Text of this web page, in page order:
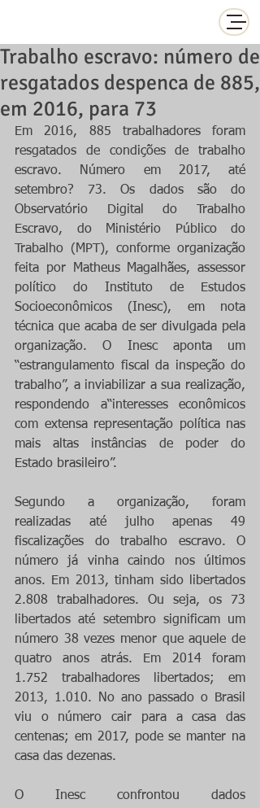
Trabalho escravo: número de
resgatados despenca de 885,
em 2016, para 73
Em 2016, 885 trabalhadores foram
resgatados de condições de trabalho
escravo. Número em 2017, até
setembro? 73. Os dados são do
Observatório Digital do Trabalho
Escravo, do Ministério Público do
Trabalho (MPT), conforme organização
feita por Matheus Magalhães, assessor
político do Instituto de Estudos
Socioeconômicos (Inesc), em nota
técnica que acaba de ser divulgada pela
organização. O Inesc aponta um
“estrangulamento fiscal da inspeção do
trabalho”, a inviabilizar a sua realização,
respondendo a“interesses econômicos
com extensa representação política nas
mais altas instâncias de poder do
Estado brasileiro”.
Segundo a organização, foram
realizadas até julho apenas 49
fiscalizações do trabalho escravo. O
número já vinha caindo nos últimos
anos. Em 2013, tinham sido libertados
2.808 trabalhadores. Ou seja, os 73
libertados até setembro significam um
número 38 vezes menor que aquele de
quatro anos atrás. Em 2014 foram
1.752 trabalhadores libertados; em
2013, 1.010. No ano passado o Brasil
viu o número cair para a casa das
centenas; em 2017, pode se manter na
casa das dezenas.
O Inesc confrontou dados